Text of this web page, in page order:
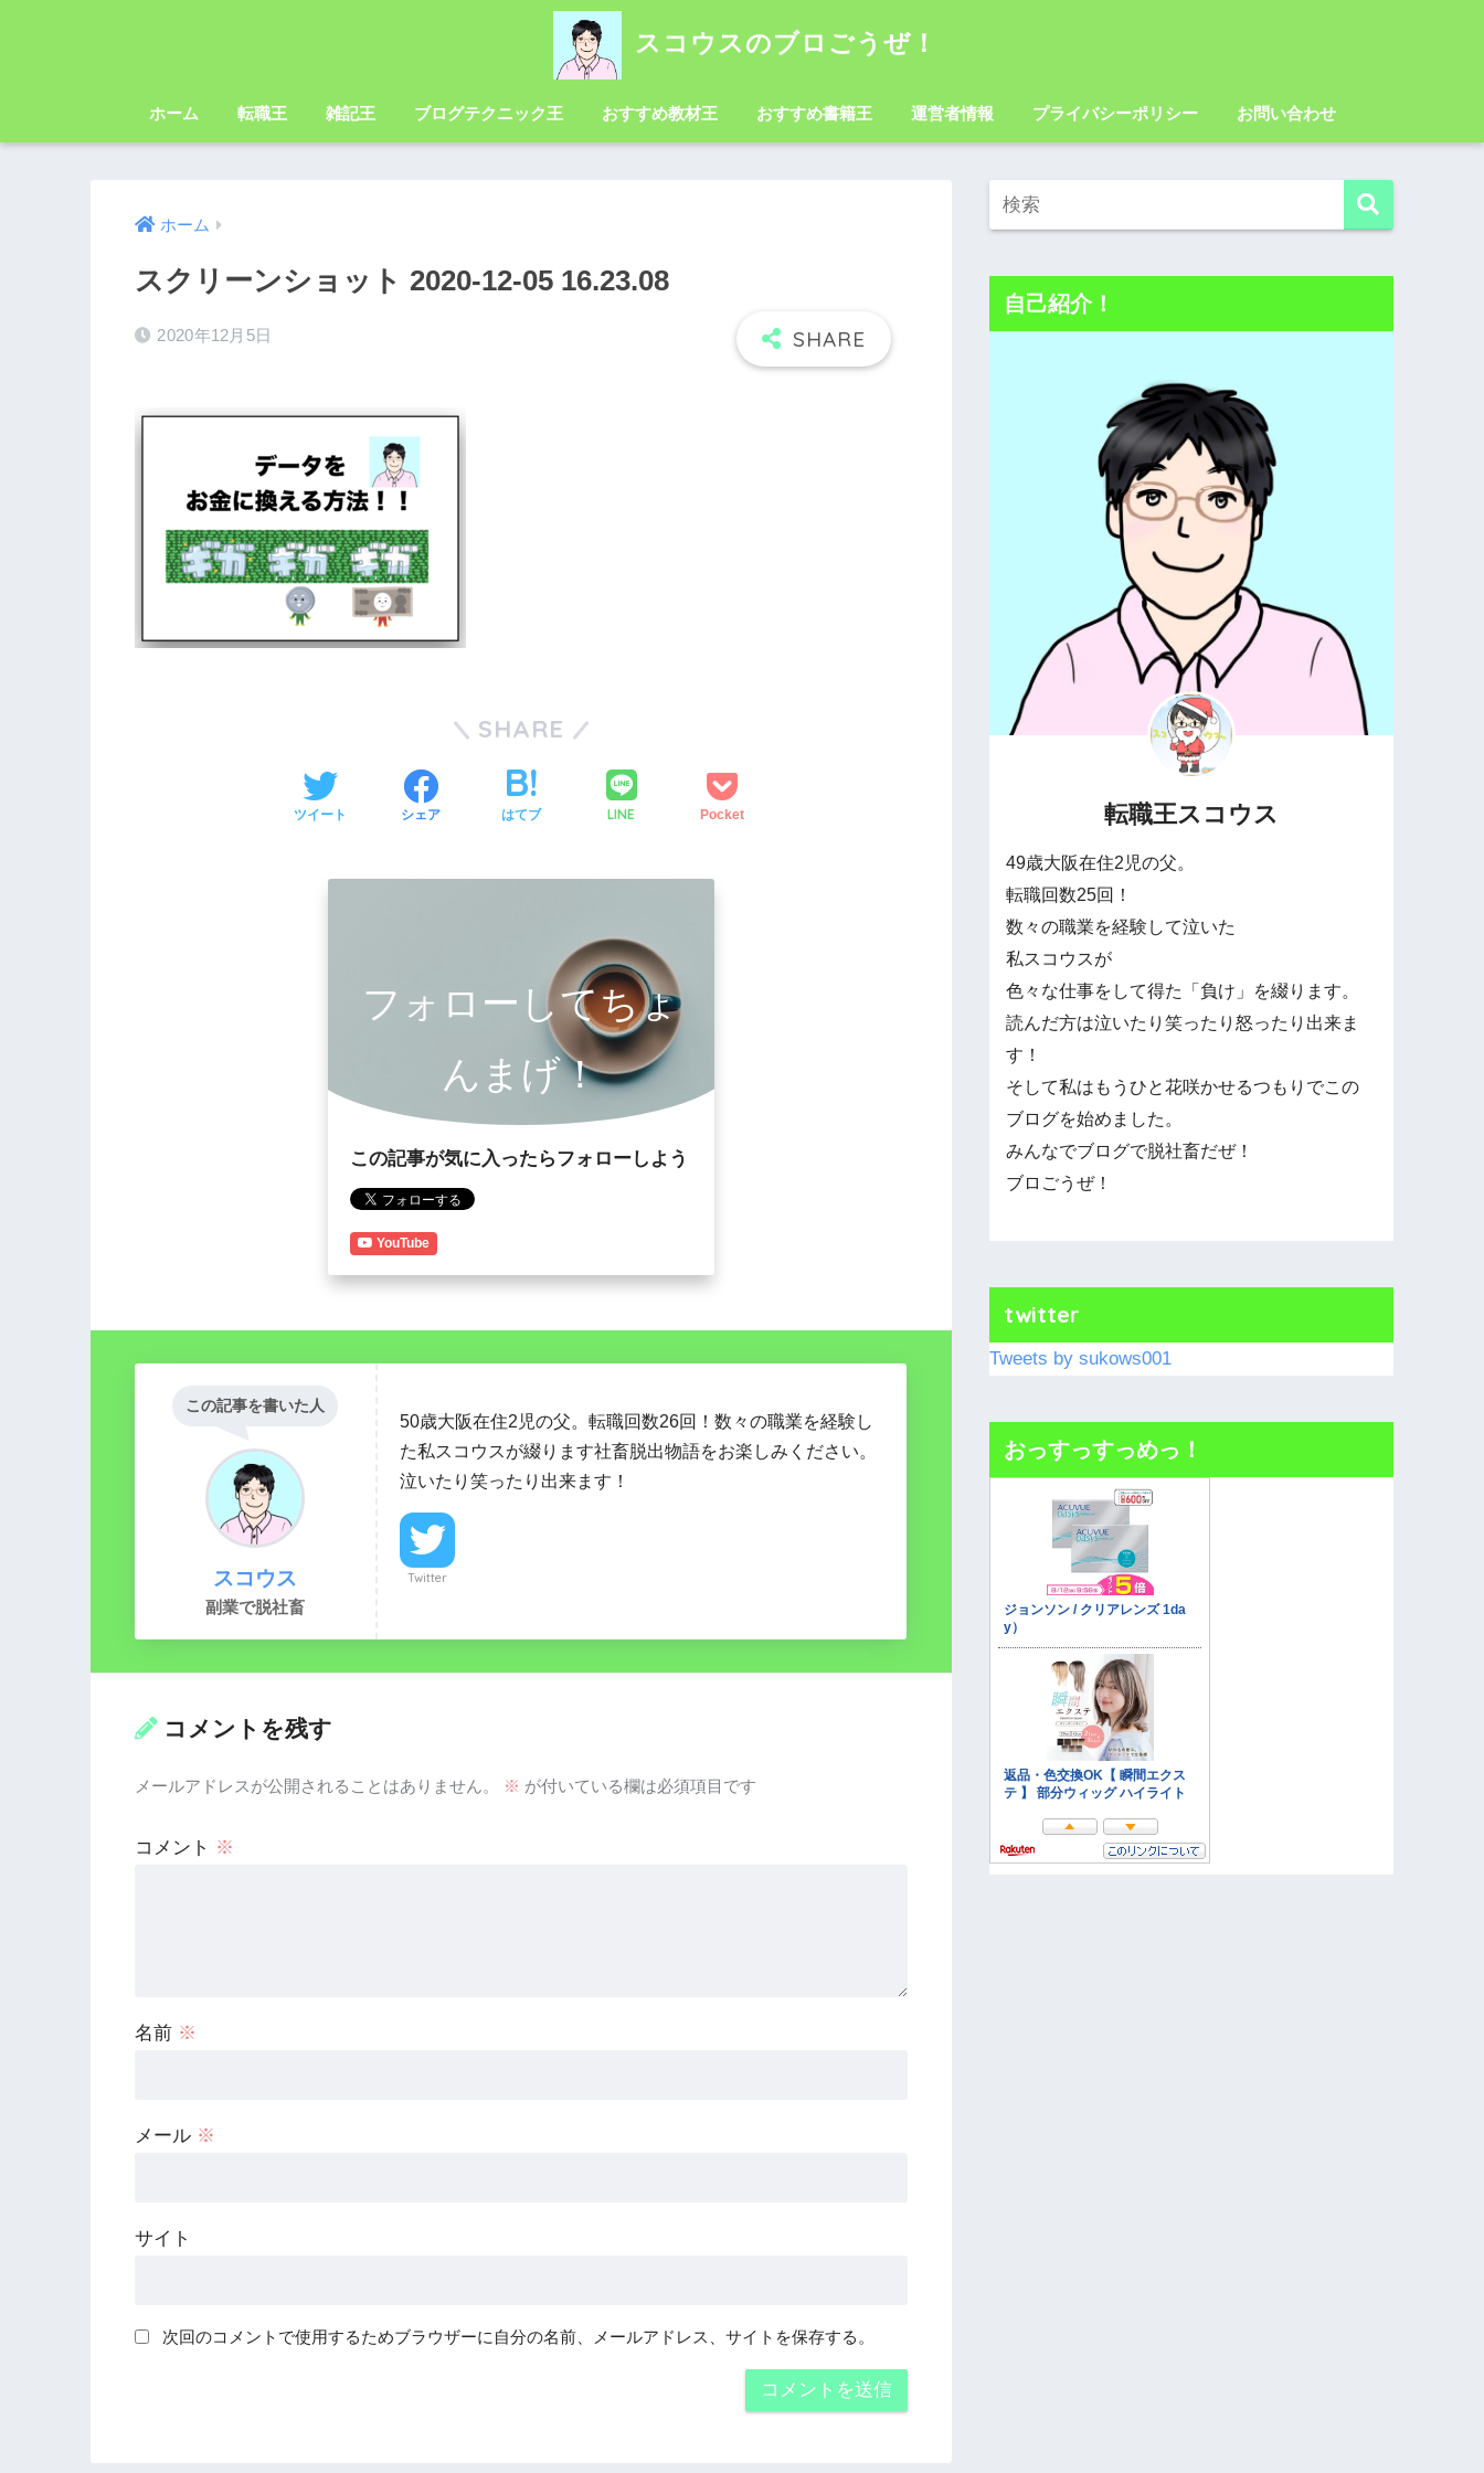
スコウスのブロごうぜ！
ホーム 転職王 雑記王 ブログテクニック王 おすすめ教材王 おすすめ書籍王 運営者情報 プライバシーポリシー お問い合わせ
ホーム
スクリーンショット 2020-12-05 16.23.08
2020年12月5日
SHARE
ツイート シェア はてブ LINE Pocket
フォローしてちょ
んまげ！
この記事が気に入ったらフォローしよう
YouTube
この記事を書いた人
スコウス
副業で脱社畜
50歳大阪在住2児の父。転職回数26回！数々の職業を経験し
た私スコウスが綴ります社畜脱出物語をお楽しみください。
泣いたり笑ったり出来ます！
Twitter
コメントを残す
メールアドレスが公開されることはありません。 ※ が付いている欄は必須項目です
コメント ※
名前 ※
メール ※
サイト
次回のコメントで使用するためブラウザーに自分の名前、メールアドレス、サイトを保存する。
自己紹介！
転職王スコウス
49歳大阪在住2児の父。
転職回数25回！
数々の職業を経験して泣いた
私スコウスが
色々な仕事をして得た「負け」を綴ります。
読んだ方は泣いたり笑ったり怒ったり出来ま
す！
そして私はもうひと花咲かせるつもりでこの
ブログを始めました。
みんなでブログで脱社畜だぜ！
ブロごうぜ！
twitter
Tweets by sukows001
おっすっすっめっ！